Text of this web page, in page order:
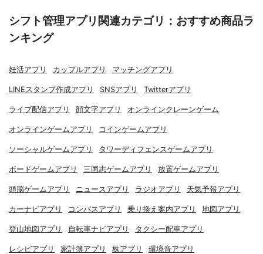
シフト管理アプリ関連カテゴリ：おすすめ商品ラ
ンキング
妊活アプリ カップルアプリ マッチングアプリ
LINEスタンプ作成アプリ SNSアプリ Twitterアプリ
ライブ配信アプリ 顔文字アプリ オンラインクレーンゲーム
オンラインゲームアプリ コインゲームアプリ
ソーシャルゲームアプリ タワーディフェンスゲームアプリ
ボードゲームアプリ 三国志ゲームアプリ 放置ゲームアプリ
頭脳ゲームアプリ ニュースアプリ ラジオアプリ 天気予報アプリ
カーナビアプリ コンパスアプリ 乗り換え案内アプリ 地図アプリ
登山地図アプリ 自転車ナビアプリ タクシー配車アプリ
レシピアプリ 家計簿アプリ 株アプリ 環境音アプリ